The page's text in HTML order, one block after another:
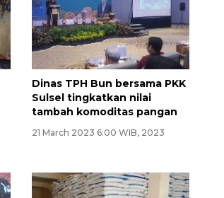
Dinas TPH Bun bersama PKK
Sulsel tingkatkan nilai
tambah komoditas pangan
21 March 2023 6:00 WIB, 2023